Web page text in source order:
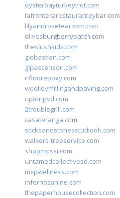
oysterbayturkeytrot.com
lafronterarestauranteybar.com
lilyandrosetearoom.com
olivesburgberrypatch.com
theslushkids.com
giobastian.com
glpascensori.com
rifloorepoxy.com
woolleymillingandpaving.com
uptonpvd.com
2troublegrill.com
casateranga.com
sticksandstonesstudiooh.com
walkers-treeservice.com
shopmossi.com
untamedcollectivesd.com
mxpwellness.com
infernocanine.com
thepaperhousecollection.com